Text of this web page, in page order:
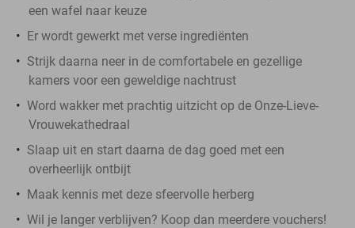
een wafel naar keuze
Er wordt gewerkt met verse ingrediënten
Strijk daarna neer in de comfortabele en gezellige
kamers voor een geweldige nachtrust
Word wakker met prachtig uitzicht op de Onze-Lieve-
Vrouwekathedraal
Slaap uit en start daarna de dag goed met een
overheerlijk ontbijt
Maak kennis met deze sfeervolle herberg
Wil je langer verblijven? Koop dan meerdere vouchers!